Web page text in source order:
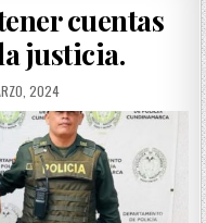
cuentas
justicia.
2024